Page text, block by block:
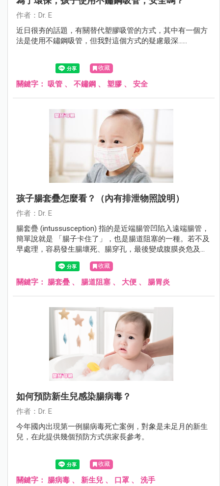
作者：Dr. E
近日很夯的話題，有關替代塑膠吸管的方式，其中有一個方
法是使用不鏽鋼吸管，但我對這個方式的疑慮最深......
收藏
關鍵字： 吸管 、 不鏽鋼 、 塑膠 、 安全
孩子腸套疊怎麼看？（內有排泄物照說明）
作者：Dr. E
腸套疊 (intussusception) 指的是近端腸管凹陷入遠端腸管，
簡單說就是 「腸子卡住了」，也是腸道阻塞的一種。若不及
早處理，容易發生腸壞死、腸穿孔，最後變成腹膜炎危及生
收藏
關鍵字： 腸套疊 、 腸道阻塞 、 大便 、 腸胃炎
如何預防新生兒感染腸病毒？
作者：Dr. E
今年國內出現第一例腸病毒死亡案例，對象是未足月的新生
兒，在此提供幾個預防方式供家長參考。
收藏
關鍵字： 腸病毒 、 新生兒 、 口罩 、 洗手